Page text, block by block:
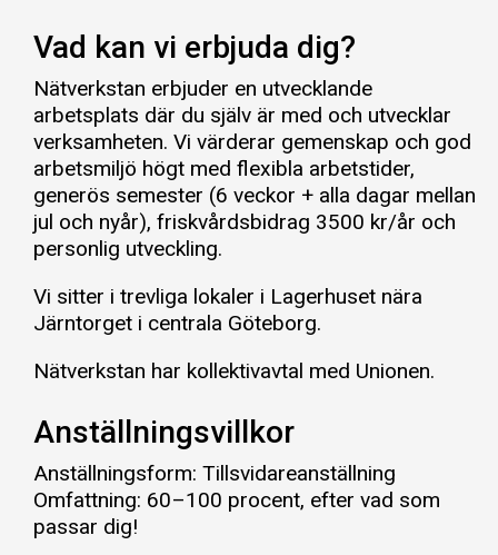
Vad kan vi erbjuda dig?
Nätverkstan erbjuder en utvecklande
arbetsplats där du själv är med och utvecklar
verksamheten. Vi värderar gemenskap och god
arbetsmiljö högt med flexibla arbetstider,
generös semester (6 veckor + alla dagar mellan
jul och nyår), friskvårdsbidrag 3500 kr/år och
personlig utveckling.
Vi sitter i trevliga lokaler i Lagerhuset nära
Järntorget i centrala Göteborg.
Nätverkstan har kollektivavtal med Unionen.
Anställningsvillkor
Anställningsform: Tillsvidareanställning
Omfattning: 60–100 procent, efter vad som
passar dig!